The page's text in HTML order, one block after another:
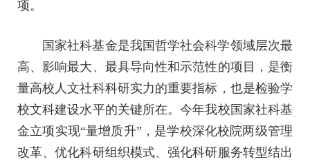
项。
国家社科基金是我国哲学社会科学领域层次最
高、影响最大、最具导向性和示范性的项目，是衡
量高校人文社科科研实力的重要指标，也是检验学
校文科建设水平的关键所在。今年我校国家社科基
金立项实现“量增质升”，是学校深化校院两级管理
改革、优化科研组织模式、强化科研服务转型结出